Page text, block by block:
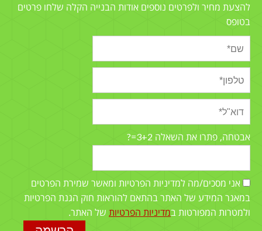
להצעת מחיר ולפרטים נוספים אודות הבנייה הקלה שלחו פרטים
בטופס
אבטחה, פתרו את השאלה 3+2=?
אני מסכים/מה למדיניות הפרטיות ומאשר שמירת הפרטים
במאגר המידע של האתר בהתאם להוראות חוק הגנת הפרטיות
ולמטרות המפורטות במדיניות הפרטיות של האתר.